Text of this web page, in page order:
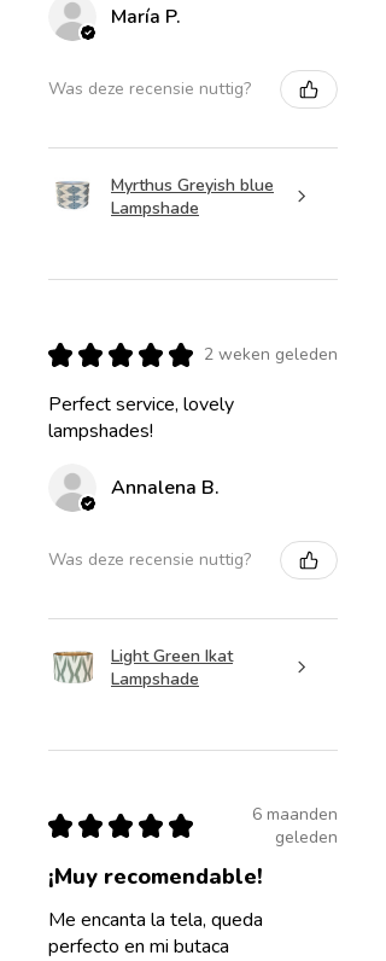
María P.
Was deze recensie nuttig?
Myrthus Greyish blue
Lampshade
★ ★ ★ ★ ★ 2 weken geleden
Perfect service, lovely
lampshades!
Annalena B.
Was deze recensie nuttig?
Light Green Ikat
Lampshade
★ ★ ★ ★ ★
6 maanden
geleden
¡Muy recomendable!
Me encanta la tela, queda
perfecto en mi butaca